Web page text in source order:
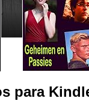
para